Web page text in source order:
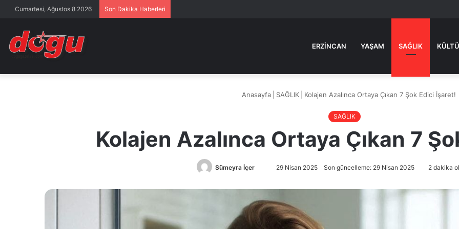
Cumartesi, Ağustos 8 2026 Son Dakika Haberleri
ERZINCAN YAŞAM SAĞLIK
Anasayfa SAĞLIK Kolajen Azalınca Ortaya Çıkan 7 Şok Edici İşaret!
SAĞLIK
Kolajen Azalınca Ortaya Çıkan 7
Sümeyra İçer
göndermek
29 Nisan 2025 Son güncelleme: 29 Nisan 2025 2 dakika